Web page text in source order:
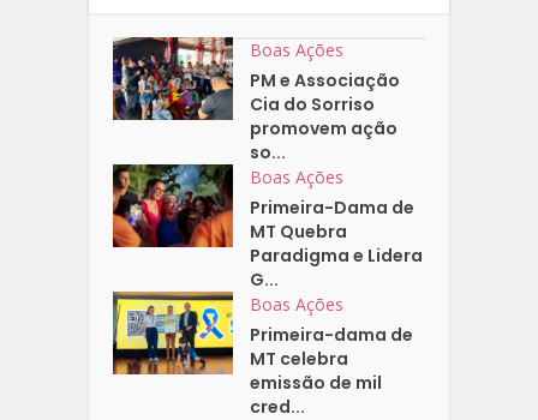
Boas Ações
PM e Associação
Cia do Sorriso
promovem ação
so...
Boas Ações
Primeira-Dama de
MT Quebra
Paradigma e Lidera
G...
Boas Ações
Primeira-dama de
MT celebra
emissão de mil
cred...